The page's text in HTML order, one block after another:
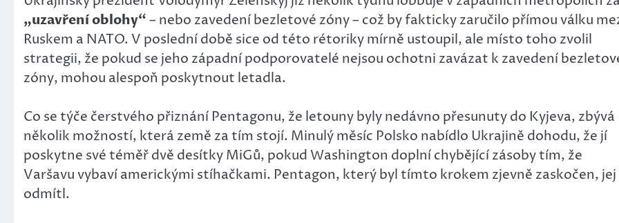
„uzavření oblohy“– nebo zavedení bezletové zóny – což by fakticky zaručilo přímou válku
Ruskem a NATO. V poslední době sice od této rétoriky mírně ustoupil, ale místo toho zvolil
strategii, že pokud se jeho západní podporovatelé nejsou ochotni zavázat k zavedení
zóny, mohou alespoň poskytnout letadla.
Co se týče čerstvého přiznání Pentagonu, že letouny byly nedávno přesunuty do Kyjeva, zbývá
několik možností, která země za tím stojí. Minulý měsíc Polsko nabídlo Ukrajině dohodu, že jí
poskytne své téměř dvě desítky MiGů, pokud Washington doplní chybějící zásoby tím, že
Varšavu vybaví americkými stíhačkami. Pentagon, který byl tímto krokem zjevně zaskočen, jej
odmítl.